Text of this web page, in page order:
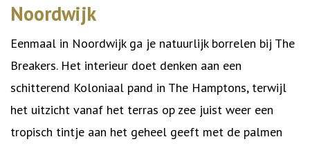
Noordwijk
Eenmaal in Noordwijk ga je natuurlijk borrelen bij The
Breakers. Het interieur doet denken aan een
schitterend Koloniaal pand in The Hamptons, terwijl
het uitzicht vanaf het terras op zee juist weer een
tropisch tintje aan het geheel geeft met de palmen